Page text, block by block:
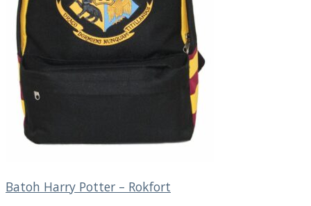
Batoh Harry Potter – Rokfort